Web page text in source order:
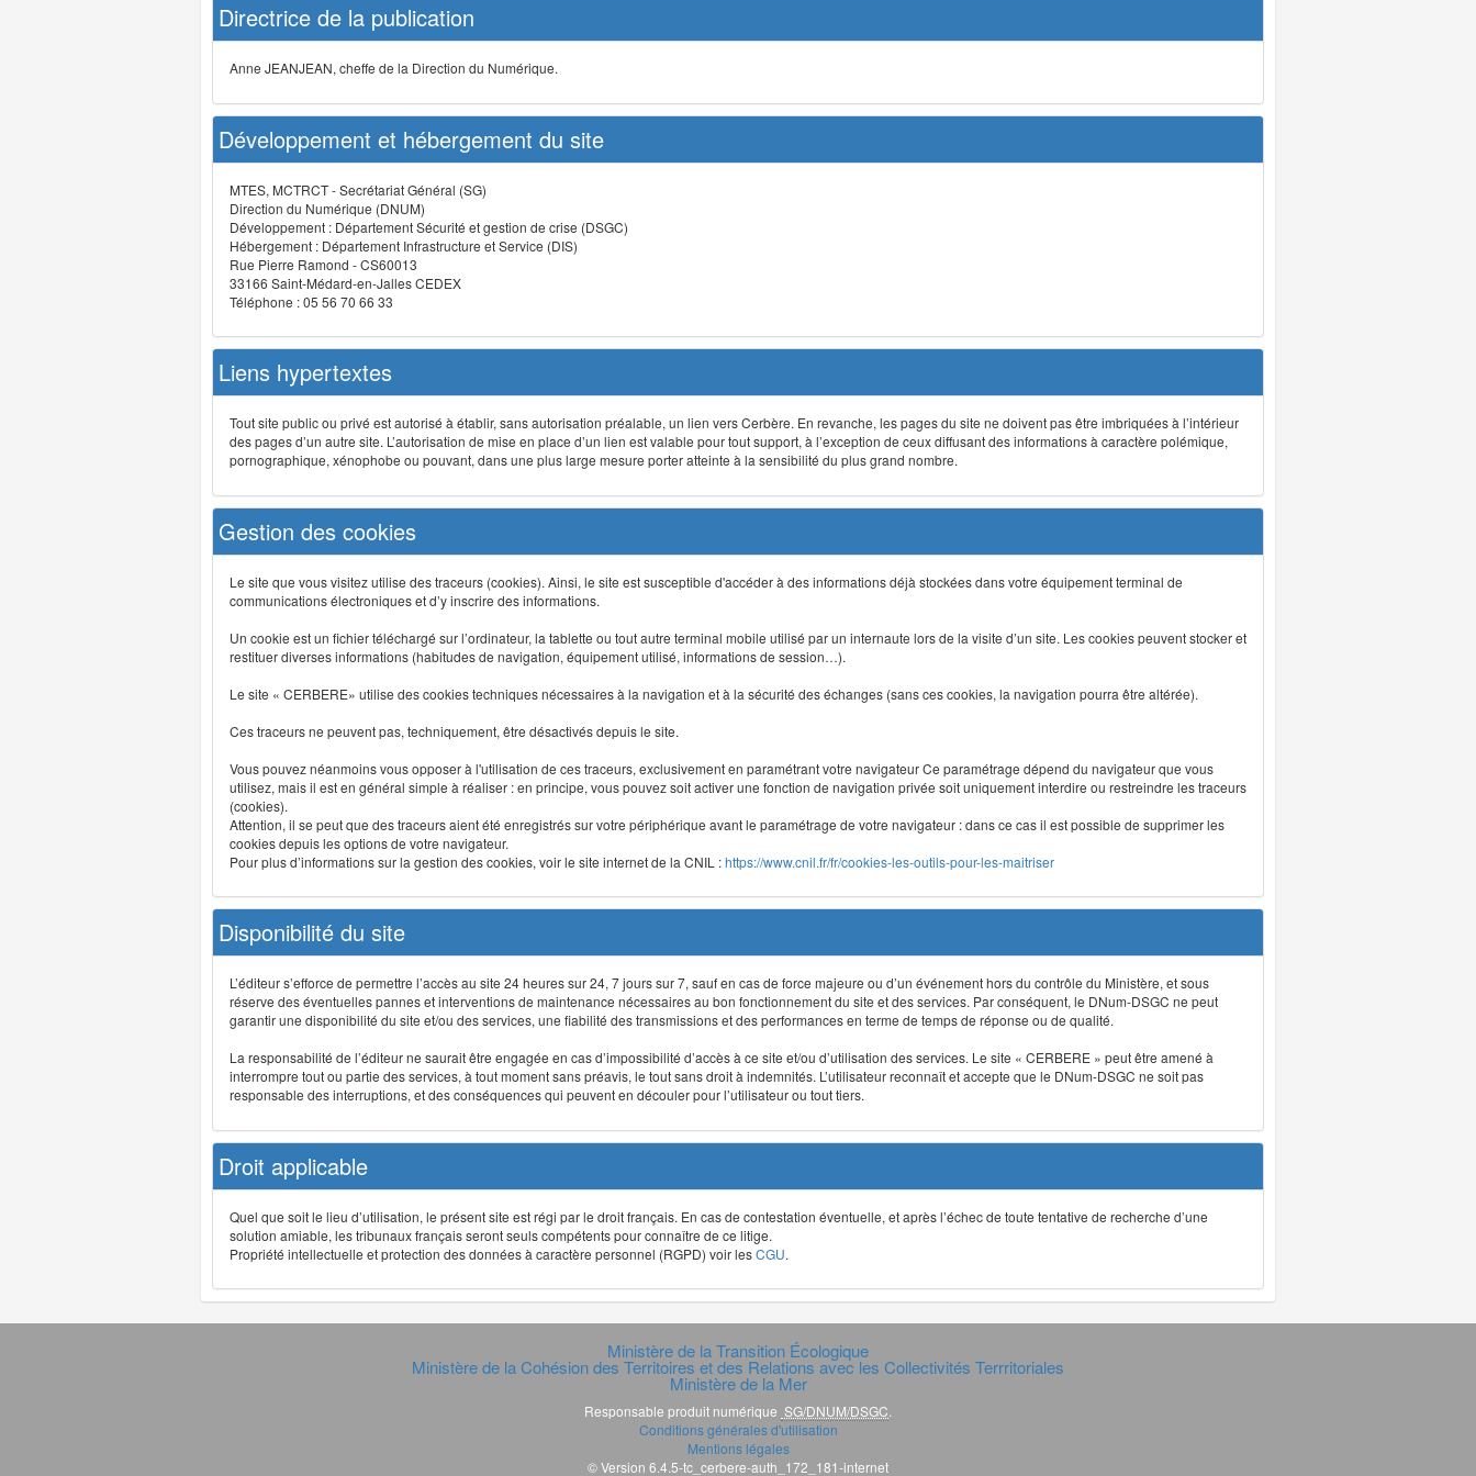
Directrice de la publication
Anne JEANJEAN, cheffe de la Direction du Numérique.
Développement et hébergement du site
MTES, MCTRCT - Secrétariat Général (SG)
Direction du Numérique (DNUM)
Développement : Département Sécurité et gestion de crise (DSGC)
Hébergement : Département Infrastructure et Service (DIS)
Rue Pierre Ramond - CS60013
33166 Saint-Médard-en-Jalles CEDEX
Téléphone : 05 56 70 66 33
Liens hypertextes
Tout site public ou privé est autorisé à établir, sans autorisation préalable, un lien vers Cerbère. En revanche, les pages du site ne doivent pas être imbriquées à l’intérieur
des pages d’un autre site. L’autorisation de mise en place d’un lien est valable pour tout support, à l’exception de ceux diffusant des informations à caractère polémique,
pornographique, xénophobe ou pouvant, dans une plus large mesure porter atteinte à la sensibilité du plus grand nombre.
Gestion des cookies
Le site que vous visitez utilise des traceurs (cookies). Ainsi, le site est susceptible d'accéder à des informations déjà stockées dans votre équipement terminal de
communications électroniques et d’y inscrire des informations.
Un cookie est un fichier téléchargé sur l’ordinateur, la tablette ou tout autre terminal mobile utilisé par un internaute lors de la visite d’un site. Les cookies peuvent stocker et
restituer diverses informations (habitudes de navigation, équipement utilisé, informations de session…).
Le site « CERBERE» utilise des cookies techniques nécessaires à la navigation et à la sécurité des échanges (sans ces cookies, la navigation pourra être altérée).
Ces traceurs ne peuvent pas, techniquement, être désactivés depuis le site.
Vous pouvez néanmoins vous opposer à l'utilisation de ces traceurs, exclusivement en paramétrant votre navigateur Ce paramétrage dépend du navigateur que vous
utilisez, mais il est en général simple à réaliser : en principe, vous pouvez soit activer une fonction de navigation privée soit uniquement interdire ou restreindre les traceurs
(cookies).
Attention, il se peut que des traceurs aient été enregistrés sur votre périphérique avant le paramétrage de votre navigateur : dans ce cas il est possible de supprimer les
cookies depuis les options de votre navigateur.
Pour plus d’informations sur la gestion des cookies, voir le site internet de la CNIL :https://www.cnil.fr/fr/cookies-les-outils-pour-les-maitriser
Disponibilité du site
L’éditeur s’efforce de permettre l’accès au site 24 heures sur 24, 7 jours sur 7, sauf en cas de force majeure ou d’un événement hors du contrôle du Ministère, et sous
réserve des éventuelles pannes et interventions de maintenance nécessaires au bon fonctionnement du site et des services. Par conséquent, le DNum-DSGC ne peut
garantir une disponibilité du site et/ou des services, une fiabilité des transmissions et des performances en terme de temps de réponse ou de qualité.
La responsabilité de l’éditeur ne saurait être engagée en cas d’impossibilité d’accès à ce site et/ou d’utilisation des services. Le site « CERBERE » peut être amené à
interrompre tout ou partie des services, à tout moment sans préavis, le tout sans droit à indemnités. L’utilisateur reconnaît et accepte que le DNum-DSGC ne soit pas
responsable des interruptions, et des conséquences qui peuvent en découler pour l’utilisateur ou tout tiers.
Droit applicable
Quel que soit le lieu d’utilisation, le présent site est régi par le droit français. En cas de contestation éventuelle, et après l’échec de toute tentative de recherche d’une
solution amiable, les tribunaux français seront seuls compétents pour connaître de ce litige.
Propriété intellectuelle et protection des données à caractère personnel (RGPD) voir lesCGU.
Ministère de la Transition Écologique
Ministère de la Cohésion des Territoires et des Relations avec les Collectivités Terrritoriales
Ministère de la Mer
Responsable produit numérique SG/DNUM/DSGC
Conditions générales d'utilisation
Mentions légales
© Version 6.4.5-tc_cerbere-auth_172_181-internet